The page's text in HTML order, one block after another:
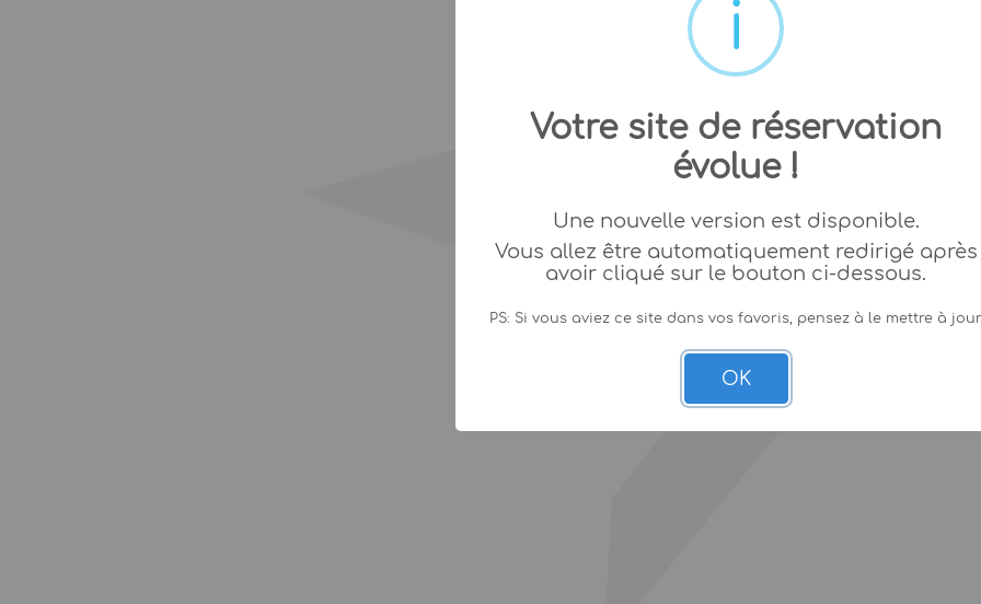
Votre site de réservation
évolue !
Une nouvelle version est disponible.
Vous allez être automatiquement redirigé après
avoir cliqué sur le bouton ci-dessous.
PS: Si vous aviez ce site dans vos favoris, pensez à le mettre à
OK